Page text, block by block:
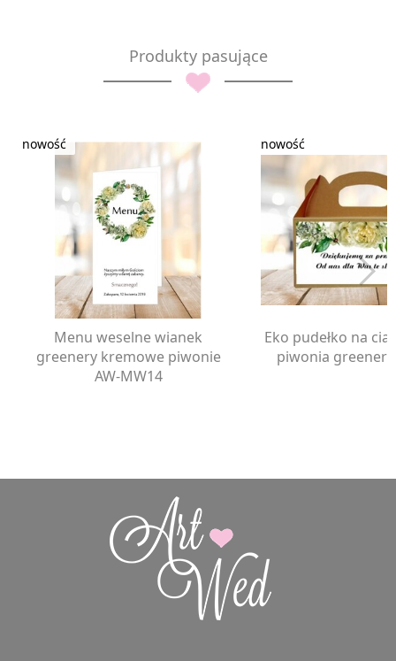
Produkty pasujące
Menu weselne wianek
greenery kremowe piwonie
AW-MW14
Eko pudełko na
piwonia greenery